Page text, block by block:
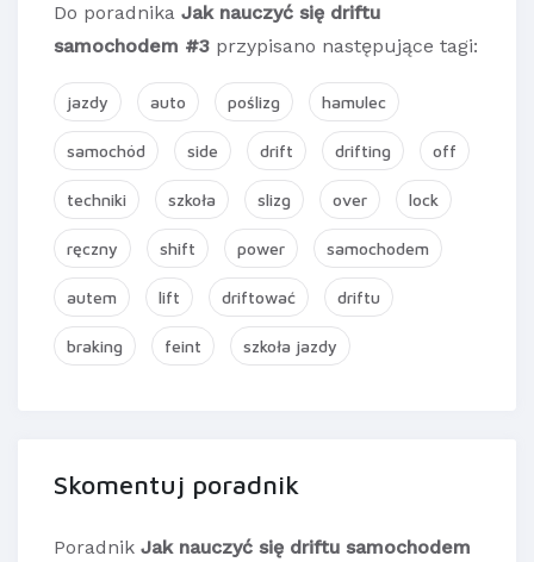
Do poradnika Jak nauczyć się driftu
samochodem #3 przypisano następujące tagi:
jazdy auto poślizg hamulec
samochód side drift drifting off
techniki szkoła slizg over lock
ręczny shift power samochodem
autem lift driftować driftu
braking feint szkoła jazdy
Skomentuj poradnik
Poradnik Jak nauczyć się driftu samochodem